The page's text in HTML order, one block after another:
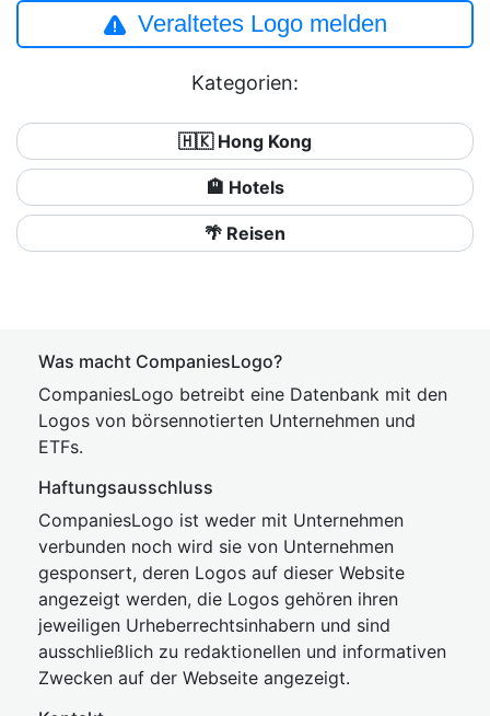
Veraltetes Logo melden
Kategorien:
🇭🇰 Hong Kong
🏨 Hotels
🌴 Reisen
Was macht CompaniesLogo?
CompaniesLogo betreibt eine Datenbank mit den
Logos von börsennotierten Unternehmen und
ETFs.
Haftungsausschluss
CompaniesLogo ist weder mit Unternehmen
verbunden noch wird sie von Unternehmen
gesponsert, deren Logos auf dieser Website
angezeigt werden, die Logos gehören ihren
jeweiligen Urheberrechtsinhabern und sind
ausschließlich zu redaktionellen und informativen
Zwecken auf der Webseite angezeigt.